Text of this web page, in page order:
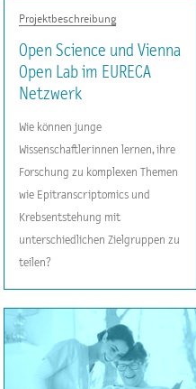
Projektbeschreibung
Open Science und Vienna
Open Lab im EURECA
Netzwerk
Wie können junge
Wissenschaftlerinnen lernen, ihre
Forschung zu komplexen Themen
wie Epitranscriptomics und
Krebsentstehung mit
unterschiedlichen Zielgruppen zu
teilen?